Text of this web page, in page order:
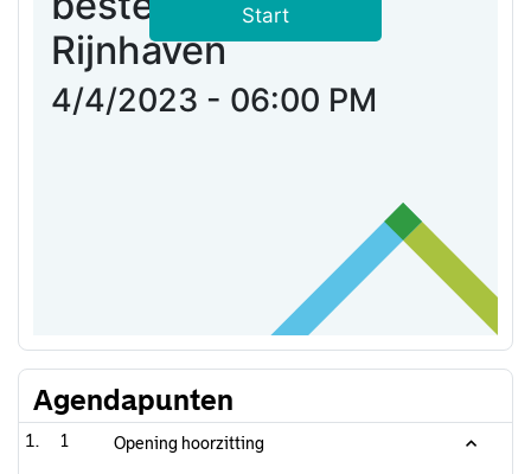
Agendapunten
1 Opening hoorzitting